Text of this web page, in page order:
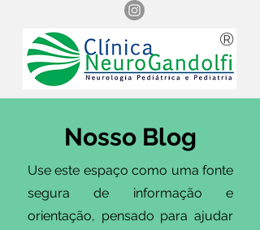
®
Nosso Blog
Use este espaço como uma fonte
segura de informação e
orientação, pensado para ajudar